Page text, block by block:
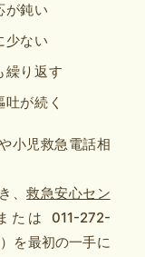
が鈍い
少ない
繰り返す
が続く
小児救急電話相
、救急安心セン
たは 011-272-
を最初の一手に